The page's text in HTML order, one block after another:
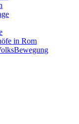
in Rom